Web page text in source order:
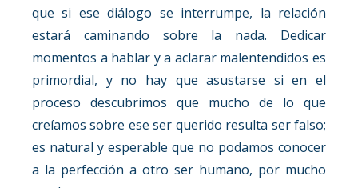
que si ese diálogo se interrumpe, la relación
estará caminando sobre la nada. Dedicar
momentos a hablar y a aclarar malentendidos es
primordial, y no hay que asustarse si en el
proceso descubrimos que mucho de lo que
creíamos sobre ese ser querido resulta ser falso;
es natural y esperable que no podamos conocer
a la perfección a otro ser humano, por mucho